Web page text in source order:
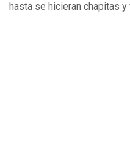
hasta se hicieran chapitas